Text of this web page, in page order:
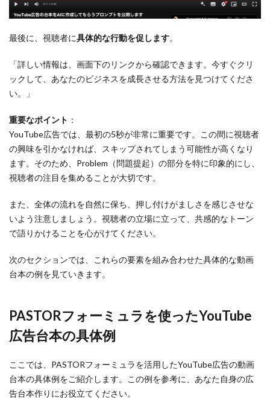
最後に、視聴者に具体的な行動を促します。
「詳しい情報は、画面下のリンクから確認できます。今すぐクリ
ックして、あなたのビジネスを成長させる方法を見つけてくださ
い。」
重要なポイント ：
YouTube広告では、最初の5秒が非常に重要です。この間に視聴者
の興味を引かなければ、スキップされてしまう可能性が高くなり
ます。そのため、Problem（問題提起）の部分を特に印象的にし、
視聴者の注目を集めることが大切です。
また、全体の流れを自然に保ち、押し付けがましさを感じさせな
いよう注意しましょう。視聴者の立場に立って、共感的なトーン
で語りかけることを心がけてください。
次のセクションでは、これらの要素を組み合わせた具体的な動画
台本の例を見ていきます。
PASTORフォーミュラを使ったYouTube
広告台本の具体例
ここでは、PASTORフォーミュラを活用したYouTube広告の動画
台本の具体例をご紹介します。この例を参考に、あなた自身の広
告台本作りにお役立てください。